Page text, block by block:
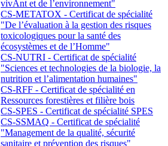
vivAnt et de l’environnement"
CS-METATOX - Certificat de spécialité
"De l’évaluation à la gestion des risques
toxicologiques pour la santé des
écosystèmes et de l’Homme"
CS-NUTRI - Certificat de spécialité
"Sciences et technologies de la biologie, la
nutrition et l’alimentation humaines"
CS-RFF - Certificat de spécialité en
Ressources forestières et filière bois
CS-SPES - Certificat de spécialité SPES
CS-SSMAQ - Certificat de spécialité
"Management de la qualité, sécurité
sanitaire et prévention des risques"